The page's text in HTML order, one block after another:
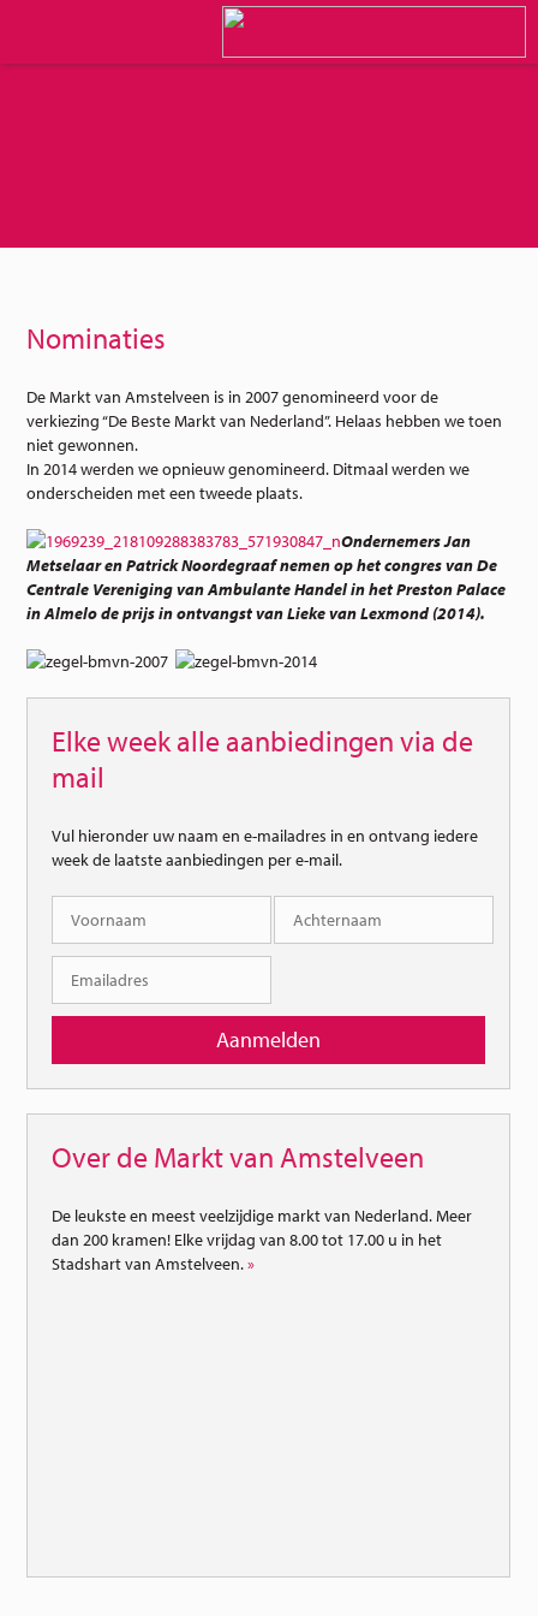
Nominaties
De Markt van Amstelveen is in 2007 genomineerd voor de
verkiezing “De Beste Markt van Nederland”. Helaas hebben we toen
niet gewonnen.
In 2014 werden we opnieuw genomineerd. Ditmaal werden we
onderscheiden met een tweede plaats.
Ondernemers Jan
Metselaar en Patrick Noordegraaf nemen op het congres van De
Centrale Vereniging van Ambulante Handel in het Preston Palace
in Almelo de prijs in ontvangst van Lieke van Lexmond (2014).
Elke week alle aanbiedingen via de
mail
Vul hieronder uw naam en e-mailadres in en ontvang iedere
week de laatste aanbiedingen per e-mail.
Over de Markt van Amstelveen
De leukste en meest veelzijdige markt van Nederland. Meer
dan 200 kramen! Elke vrijdag van 8.00 tot 17.00 u in het
Stadshart van Amstelveen.»